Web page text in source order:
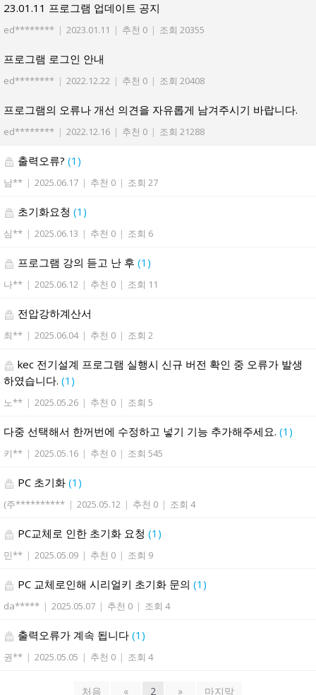
23.01.11 프로그램 업데이트 공지
ed******** | 2023.01.11 | 추천 0 | 조회 20355
프로그램 로그인 안내
ed******** | 2022.12.22 | 추천 0 | 조회 20408
프로그램의 오류나 개선 의견을 자유롭게 남겨주시기 바랍니다.
ed******** | 2022.12.16 | 추천 0 | 조회 21288
출력오류? (1)
남** | 2025.06.17 | 추천 0 | 조회 27
초기화요청 (1)
심** | 2025.06.13 | 추천 0 | 조회 6
프로그램 강의 듣고 난 후 (1)
나** | 2025.06.12 | 추천 0 | 조회 11
전압강하계산서
최** | 2025.06.04 | 추천 0 | 조회 2
kec 전기설계 프로그램 실행시 신규 버전 확인 중 오류가 발생
하였습니다. (1)
노** | 2025.05.26 | 추천 0 | 조회 5
다중 선택해서 한꺼번에 수정하고 넣기 기능 추가해주세요. (1)
키** | 2025.05.16 | 추천 0 | 조회 545
PC 초기화 (1)
(주********** | 2025.05.12 | 추천 0 | 조회 4
PC교체로 인한 초기화 요청 (1)
민** | 2025.05.09 | 추천 0 | 조회 9
PC 교체로인해 시리얼키 초기화 문의 (1)
da***** | 2025.05.07 | 추천 0 | 조회 4
출력오류가 계속 됩니다 (1)
권** | 2025.05.05 | 추천 0 | 조회 4
처음 « 2 » 마지막